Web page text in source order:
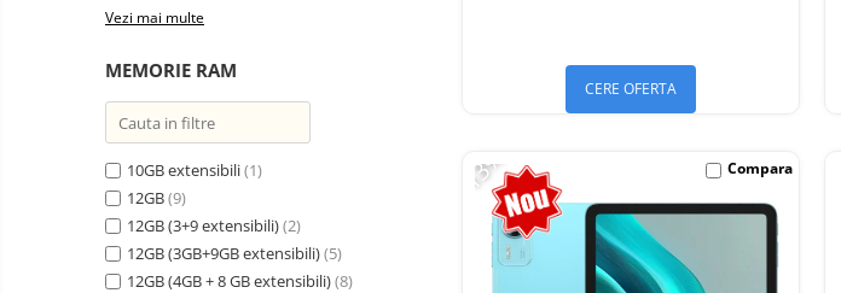
Miracast
Aspiratoare
robot,
piese si
accesorii
Piese de schimb telefoane
Vezi mai multe
MEMORIE RAM
10GB extensibili(1)
12GB(9)
12GB (3+9 extensibili)(2)
12GB (3GB+9GB extensibili)(5)
12GB (4GB + 8 GB extensibili)(8)
CERE OFERTA
-13% Compara